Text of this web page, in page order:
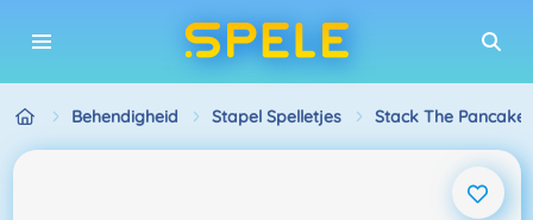
Behendigheid Stapel Spelletjes Stack The Pancake